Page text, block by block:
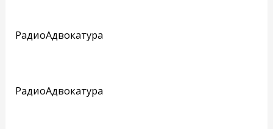
РадиоАдвокатура
РадиоАдвокатура